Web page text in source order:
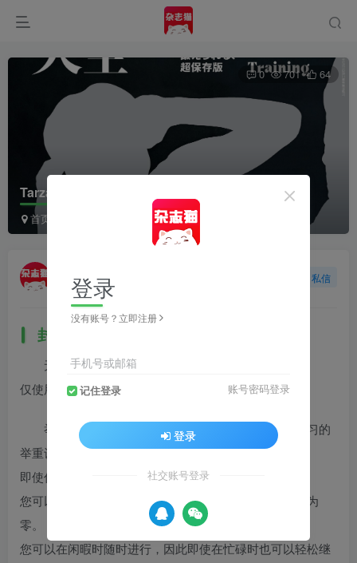
Tarzan（ターザン）2024年9月26日
首页 Tarzan（ターザン）
0 701 64
2年前更新
私信
封面故事
无需任何设备，您可以在任何地方训练！
仅使用您自身体重的肌肉训练的最终版本。
举重训练是一种可以随时随地利用自身体重进行练习的
举重训练动作。
即使你没有哑铃，也不去健身房，
您可以在任何地方完成，无需使用任何工具，因此成本为
零。
您可以在闲暇时随时进行，因此即使在忙碌时也可以轻松继
登录
没有账号？立即注册
手机号或邮箱
记住登录 账号密码登录
登录
社交账号登录